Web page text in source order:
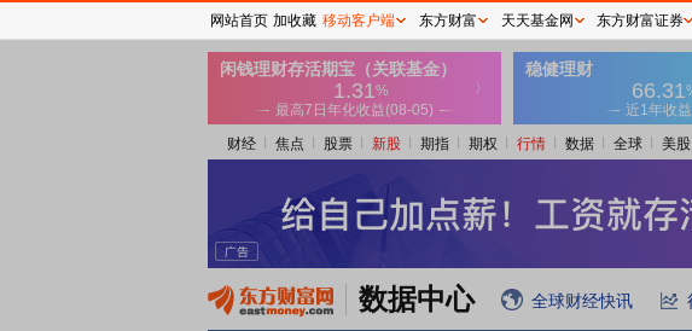
财经 焦点 股票 新股 期指 期权 行情 数据 全球 美股
数据中心 全球财经快讯
网站首页 加收藏 移动客户端 东方财富 天天基金网 东方财富证券